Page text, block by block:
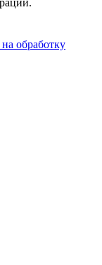
на обработку